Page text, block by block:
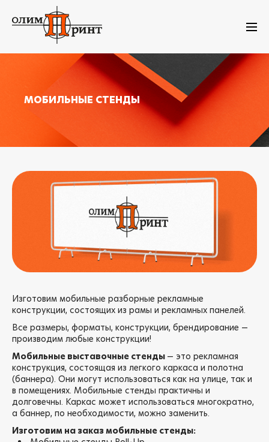
МОБИЛЬНЫЕ СТЕНДЫ
Изготовим мобильные разборные рекламные
конструкции, состоящих из рамы и рекламных панелей.
Все размеры, форматы, конструкции, брендирование —
производим любые конструкции!
Мобильные выставочные стенды — это рекламная
конструкция, состоящая из легкого каркаса и полотна
(баннера). Они могут использоваться как на улице, так и
в помещениях. Мобильные стенды практичны и
долговечны. Каркас может использоваться многократно,
а баннер, по необходимости, можно заменить.
Изготовим на заказ мобильные стенды: